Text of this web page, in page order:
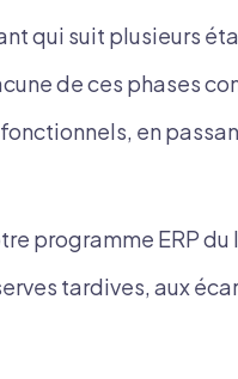
qui suit plusieurs
de ces phases
en
programme ERP
tardives, aux